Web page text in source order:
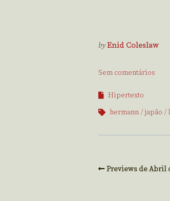
byEnid Coleslaw
Sem comentários
Hipertexto
hermann
japão
Previews de Abril